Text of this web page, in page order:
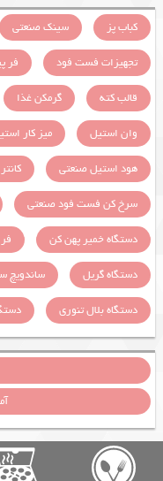
کباب پز سینک صنعتی
تجهیزات فست فود
فر
قالب کته
گرمکن غذا
وان استیل
میز کار
هود استیل صنعتی
سرخ کن فست فود صنعتی
دستگاه خمیر پهن کن
دستگاه گریل
ساندویچ
دستگاه بلال تنوری